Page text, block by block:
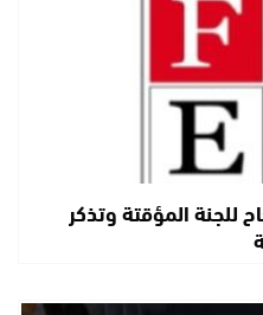
للجنة المؤقتة وتذكر